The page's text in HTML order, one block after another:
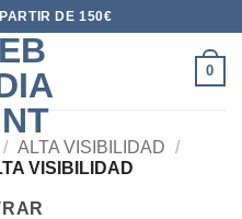
DE 150€
0
/ ALTA VISIBILIDAD /
VISIBILIDAD